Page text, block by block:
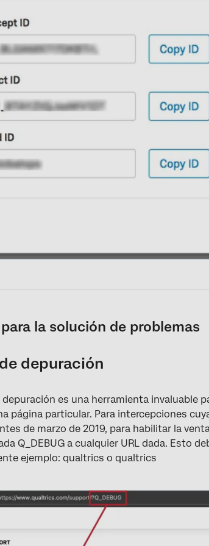
la solución de problemas
depuración
depuración es una herramienta invaluable
página particular. Para intercepciones
de marzo de 2019, para habilitar la
Q_DEBUG a cualquier URL dada. Esto
ejemplo: qualtrics o qualtrics